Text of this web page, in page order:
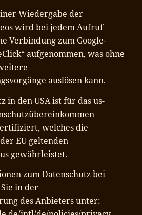
Wiedergabe der
wird bei jedem Aufruf
Verbindung zum Google-
aufgenommen, was ohne
auslösen kann.
in den USA ist für das us-
welches die
EU geltenden
gewährleistet.
zum Datenschutz bei
in der
des Anbieters unter: